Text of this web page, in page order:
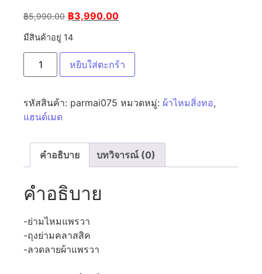
฿5,990.00 ฿3,990.00
มีสินค้าอยู่ 14
หยิบใส่ตะกร้า
รหัสสินค้า: parmai075 หมวดหมู่: ผ้าไหมสิ่งทอ,
แฮนด์เมด
คำอธิบาย บทวิจารณ์ (0)
คำอธิบาย
-ย่ามไหมแพรวา
-ถุงย่ามคลาสสิค
-ลวดลายผ้าแพรวา